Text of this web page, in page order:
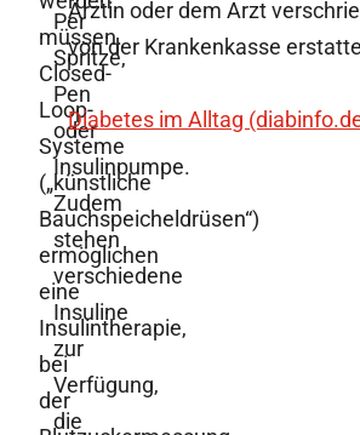
müssen.
Closed-
Loop-
Systeme
(„künstliche
Bauchspeicheldrüsen“)
ermöglichen
eine
Insulintherapie,
bei
der
Per
Spritze,
Pen
oder
Insulinpumpe.
Zudem
stehen
verschiedene
Insuline
zur
Verfügung,
die
Ärztin oder dem Arzt
von der Krankenkasse
Diabetes im Alltag